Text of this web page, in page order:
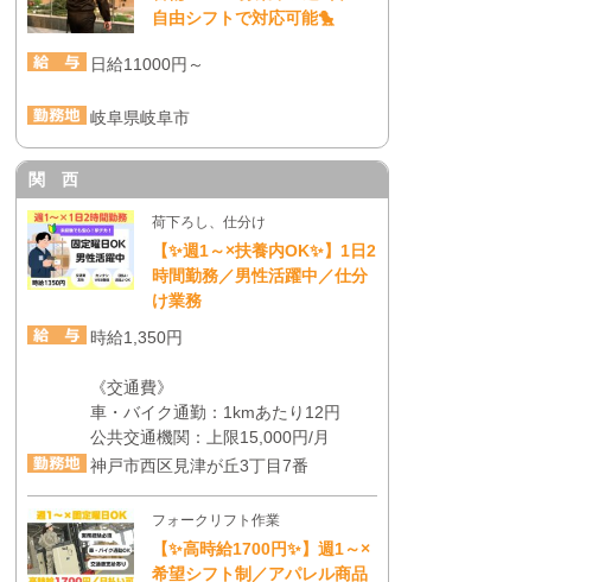
自由シフトで対応可能🐤
日給11000円～
岐阜県岐阜市
関 西
荷下ろし、仕分け
【✨週1～×扶養内OK✨】1日2
時間勤務／男性活躍中／仕分
け業務
時給1,350円
《交通費》
車・バイク通勤：1kmあたり12円
公共交通機関：上限15,000円/月
神戸市西区見津が丘3丁目7番
フォークリフト作業
【✨高時給1700円✨】週1～×
希望シフト制／アパレル商品